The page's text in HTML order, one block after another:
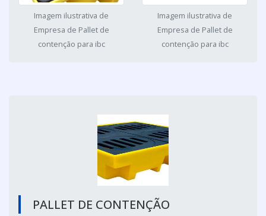
Imagem ilustrativa de
Empresa de Pallet de
contenção para ibc
Imagem ilustrativa de
Empresa de Pallet de
contenção para ibc
PALLET DE CONTENÇÃO